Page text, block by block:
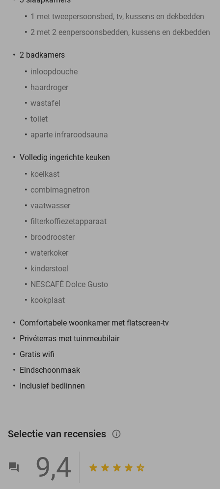
1 met tweepersoonsbed, tv, kussens en dekbedden
2 met 2 eenpersoonsbedden, kussens en dekbedden
2 badkamers
inloopdouche
haardroger
wastafel
toilet
aparte infraroodsauna
Volledig ingerichte keuken
koelkast
combimagnetron
vaatwasser
filterkoffiezetapparaat
broodrooster
waterkoker
kinderstoel
NESCAFÉ Dolce Gusto
kookplaat
Comfortabele woonkamer met flatscreen-tv
Privéterras met tuinmeubilair
Gratis wifi
Eindschoonmaak
Inclusief bedlinnen
Selectie van recensies info_outlined
9,4